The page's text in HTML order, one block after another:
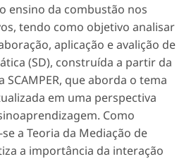
ensino da combustão nos
tendo como objetivo analisar
aplicação e avalição de
(SD), construída a partir da
SCAMPER, que aborda o tema
em uma perspectiva
Como
a Teoria da Mediação de
a importância da interação